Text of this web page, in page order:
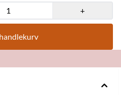
design
som nordisk mønster, tepper
Anbefalt pinnestørrelse : 3 mm Vekt per nøste: 50 g
+